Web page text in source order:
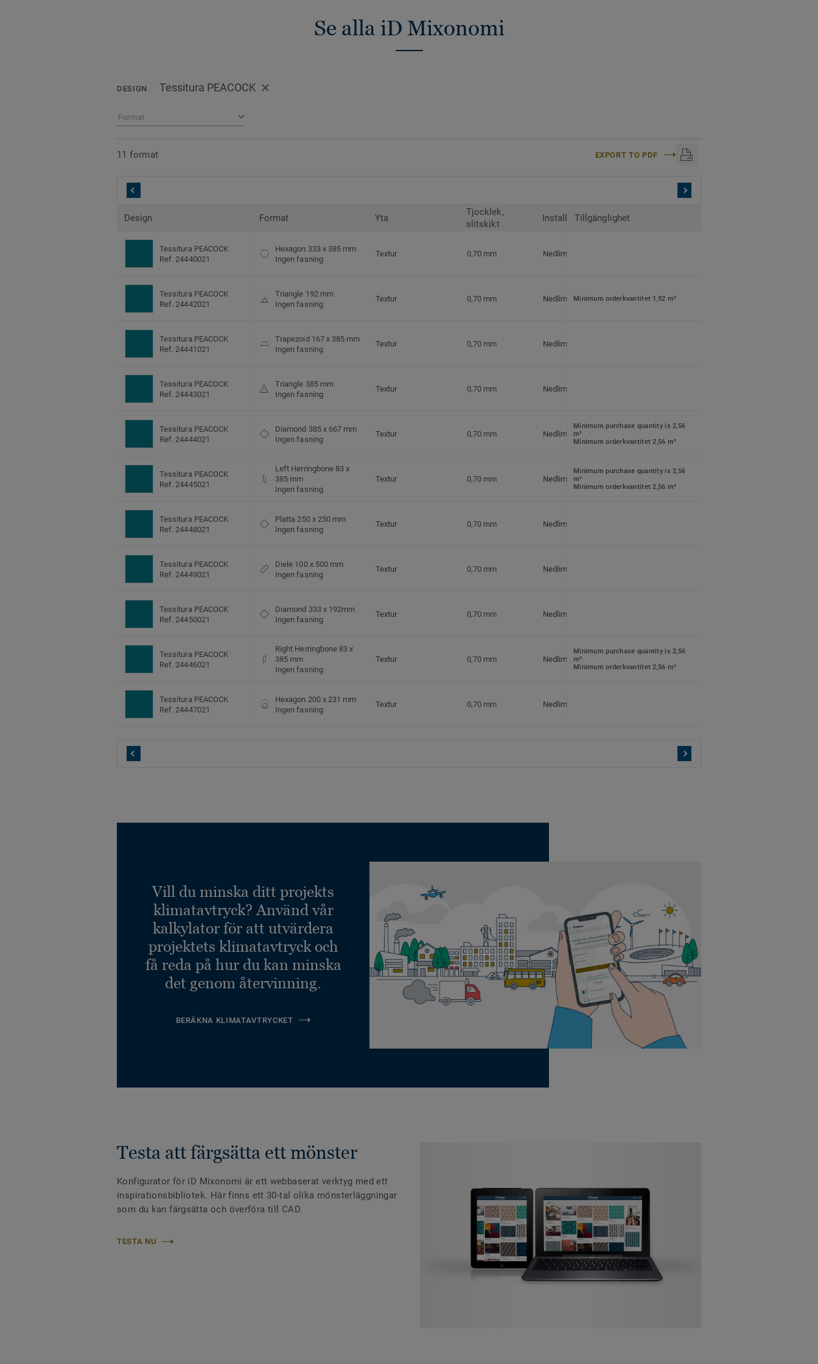
Se alla iD Mixonomi
DESIGN Tessitura PEACOCK
Format
11 format EXPORT TO PDF
Design Format Yta
Tjocklek,
slitskikt
Installation Paketering
Tillgänglighet
Tessitura PEACOCK
Ref. 24440021
Hexagon 333 x 385 mm
Ingen fasning
Textur 0,70 mm Nedlimning
Tessitura PEACOCK
Ref. 24442021
Triangle 192 mm
Ingen fasning
Textur 0,70 mm Nedlimning
1,92 m² per paket
Minimum orderkvantitet 1,92 m²
Tessitura PEACOCK
Ref. 24441021
Trapezoid 167 x 385 mm
Ingen fasning
Textur 0,70 mm Nedlimning
Tessitura PEACOCK
Ref. 24443021
Triangle 385 mm
Ingen fasning
Textur 0,70 mm Nedlimning
Tessitura PEACOCK
Ref. 24444021
Diamond 385 x 667 mm
Ingen fasning
Textur 0,70 mm Nedlimning
20 plattor per paket
60 paket per pall
Minimum purchase quantity is 2,56
m²
Minimum orderkvantitet 2,56 m²
Tessitura PEACOCK
Ref. 24445021
Left Herringbone 83 x
385 mm
Ingen fasning
Textur 0,70 mm Nedlimning
80 plattor per paket
60 paket per pall
Minimum purchase quantity is 2,56
m²
Minimum orderkvantitet 2,56 m²
Tessitura PEACOCK
Ref. 24448021
Platta 250 x 250 mm
Ingen fasning
Textur 0,70 mm Nedlimning
Tessitura PEACOCK
Ref. 24449021
Diele 100 x 500 mm
Ingen fasning
Textur 0,70 mm Nedlimning
Tessitura PEACOCK
Ref. 24450021
Diamond 333 x 192mm
Ingen fasning
Textur 0,70 mm Nedlimning
Tessitura PEACOCK
Ref. 24446021
Right Herringbone 83 x
385 mm
Ingen fasning
Textur 0,70 mm Nedlimning
80 plattor per paket
60 paket per pall
Minimum purchase quantity is 2,56
m²
Minimum orderkvantitet 2,56 m²
Tessitura PEACOCK
Ref. 24447021
Hexagon 200 x 231 mm
Ingen fasning
Textur 0,70 mm Nedlimning
Vill du minska ditt projekts
klimatavtryck? Använd vår
kalkylator för att utvärdera
projektets klimatavtryck och
få reda på hur du kan minska
det genom återvinning.
BERÄKNA KLIMATAVTRYCKET
Testa att färgsätta ett mönster
Konfigurator för iD Mixonomi är ett webbaserat verktyg med ett
inspirationsbibliotek. Här finns ett 30-tal olika mönsterläggningar
som du kan färgsätta och överföra till CAD.
TESTA NU